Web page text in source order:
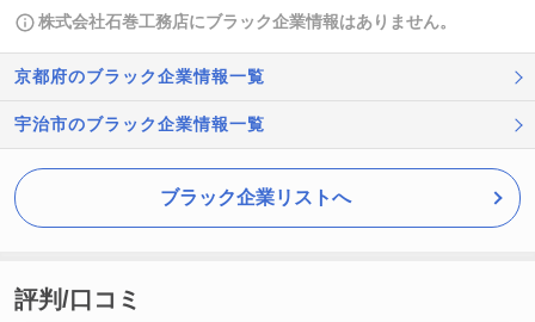
株式会社石巻工務店にブラック企業情報はありません。
京都府のブラック企業情報一覧
宇治市のブラック企業情報一覧
ブラック企業リストへ
評判/口コミ